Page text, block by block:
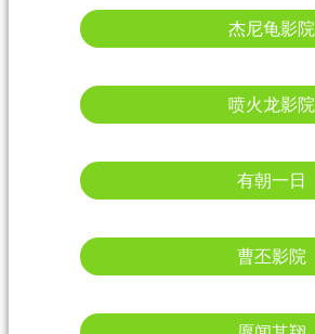
杰尼龟影院
喷火龙影院
有朝一日
曹丕影院